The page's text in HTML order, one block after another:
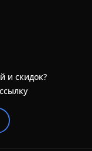
и скидок?